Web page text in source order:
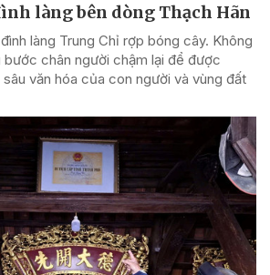
làng bên dòng Thạch Hãn
làng Trung Chỉ rợp bóng cây. Không
bước chân người chậm lại để được
văn hóa của con người và vùng đất